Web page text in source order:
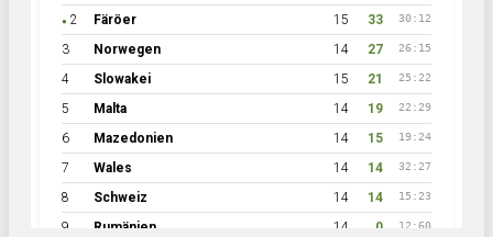
● 2 Färöer 15 33 30:12
3 Norwegen 14 27 26:15
4 Slowakei 15 21 25:22
5 Malta 14 19 22:29
6 Mazedonien 14 15 19:24
7 Wales 14 14 32:27
8 Schweiz 14 14 15:23
9 Rumänien 14 0 12:60